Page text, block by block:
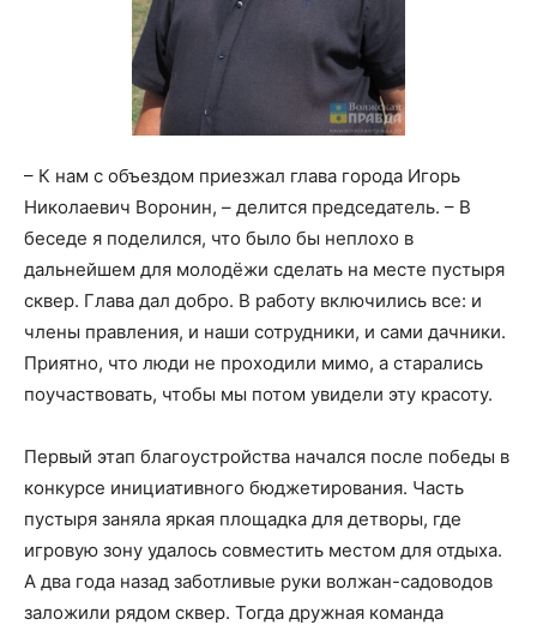
– К нам с объездом приезжал глава города Игорь
Николаевич Воронин, – делится председатель. – В
беседе я поделился, что было бы неплохо в
дальнейшем для молодёжи сделать на месте пустыря
сквер. Глава дал добро. В работу включились все: и
члены правления, и наши сотрудники, и сами дачники.
Приятно, что люди не проходили мимо, а старались
поучаствовать, чтобы мы потом увидели эту красоту.
Первый этап благоустройства начался после победы в
конкурсе инициативного бюджетирования. Часть
пустыря заняла яркая площадка для детворы, где
игровую зону удалось совместить местом для отдыха.
А два года назад заботливые руки волжан-садоводов
заложили рядом сквер. Тогда дружная команда